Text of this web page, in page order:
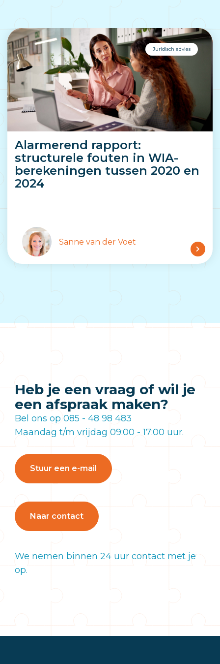
Juridisch advies
Alarmerend rapport:
structurele fouten in WIA-
berekeningen tussen 2020 en
2024
Sanne van der Voet
Heb je een vraag of wil je
een afspraak maken?
Bel ons op 085 - 48 98 483
Maandag t/m vrijdag 09:00 - 17:00 uur.
Stuur een e-mail
Naar contact
We nemen binnen 24 uur contact met je
op.